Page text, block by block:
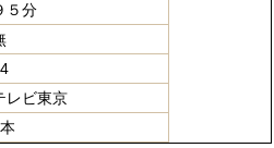
５分
レビ東京